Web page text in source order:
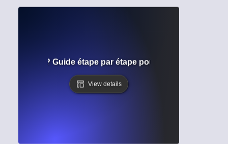
formatage ? Guide étape par étape pour structurer des
View details